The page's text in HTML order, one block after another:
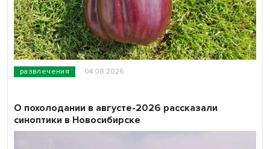
развлечения 04.08.2026
О похолодании в августе-2026 рассказали
синоптики в Новосибирске